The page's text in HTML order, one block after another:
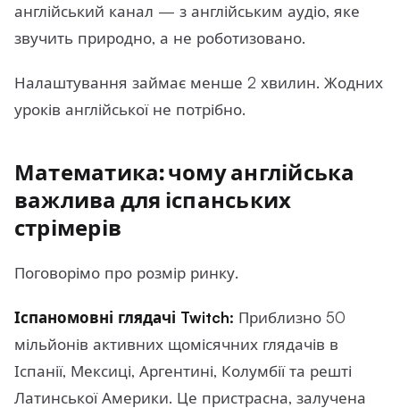
англійський канал — з англійським аудіо, яке
звучить природно, а не роботизовано.
Налаштування займає менше 2 хвилин. Жодних
уроків англійської не потрібно.
Математика: чому англійська
важлива для іспанських
стрімерів
Поговорімо про розмір ринку.
Іспаномовні глядачі Twitch: Приблизно 50
мільйонів активних щомісячних глядачів в
Іспанії, Мексиці, Аргентині, Колумбії та решті
Латинської Америки. Це пристрасна, залучена